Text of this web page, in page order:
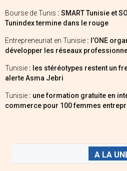
Bourse de Tunis : SMART Tunisie et
Tunindex termine dans le rouge
Entrepreneuriat en Tunisie : l’ONE
développer les réseaux
Tunisie : les stéréotypes restent un
alerte Asma Jebri
Tunisie : une formation gratuite en
commerce pour 100 femmes
A LA